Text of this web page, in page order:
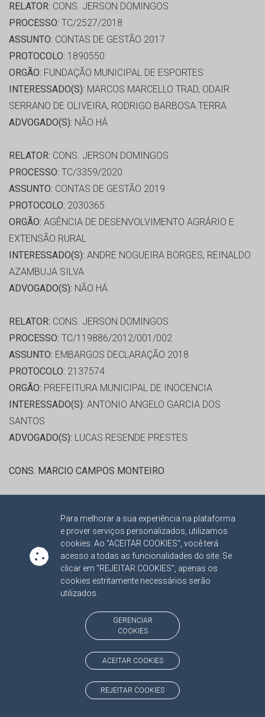
Para melhorar a sua experiência na plataforma
e prover serviços personalizados, utilizamos
cookies. Ao "ACEITAR COOKIES", você terá
acesso a todas as funcionalidades do site. Se
clicar em "REJEITAR COOKIES", apenas os
cookies estritamente necessários serão
utilizados.
GERENCIAR
COOKIES
ACEITAR COOKIES
REJEITAR COOKIES
RELATOR: CONS. JERSON DOMINGOS
PROCESSO: TC/2527/2018
ASSUNTO: CONTAS DE GESTÃO 2017
PROTOCOLO: 1890550
ORGÃO: FUNDAÇÃO MUNICIPAL DE ESPORTES
INTERESSADO(S): MARCOS MARCELLO TRAD, ODAIR
SERRANO DE OLIVEIRA, RODRIGO BARBOSA TERRA
ADVOGADO(S): NÃO HÁ
RELATOR: CONS. JERSON DOMINGOS
PROCESSO: TC/3359/2020
ASSUNTO: CONTAS DE GESTÃO 2019
PROTOCOLO: 2030365
ORGÃO: AGÊNCIA DE DESENVOLVIMENTO AGRÁRIO E
EXTENSÃO RURAL
INTERESSADO(S): ANDRE NOGUEIRA BORGES, REINALDO
AZAMBUJA SILVA
ADVOGADO(S): NÃO HÁ
RELATOR: CONS. JERSON DOMINGOS
PROCESSO: TC/119886/2012/001/002
ASSUNTO: EMBARGOS DECLARAÇÃO 2018
PROTOCOLO: 2137574
ORGÃO: PREFEITURA MUNICIPAL DE INOCENCIA
INTERESSADO(S): ANTONIO ANGELO GARCIA DOS
SANTOS
ADVOGADO(S): LUCAS RESENDE PRESTES
CONS. MARCIO CAMPOS MONTEIRO
TC/4217/2018/002
RECURSO ORDINÁRIO 2018
PROTOCOLO:2125053
FUNDO MUNICIPAL DE SAÚDE DO MUNICÍPIO DE
SÃO GABRIEL DO OESTE
NÃO HÁ
CONS. MARCIO CAMPOS MONTEIRO
TC/2526/2018
CONTAS DE GESTÃO 2017